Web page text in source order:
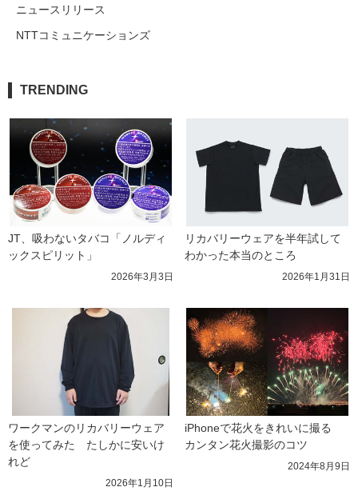
ニュースリリース
NTTコミュニケーションズ
TRENDING
JT、吸わないタバコ「ノルディ
ックスピリット」
2026年3月3日
リカバリーウェアを半年試して
わかった本当のところ
2026年1月31日
ワークマンのリカバリーウェア
を使ってみた　たしかに安いけ
れど
2026年1月10日
iPhoneで花火をきれいに撮る
カンタン花火撮影のコツ
2024年8月9日